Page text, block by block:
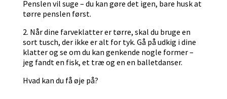
Penslen vil suge – du kan gøre det igen, bare husk at
tørre penslen først.
2. Når dine farveklatter er tørre, skal du bruge en
sort tusch, der ikke er alt for tyk. Gå på udkig i dine
klatter og se om du kan genkende nogle former –
jeg fandt en fisk, et træ og en en balletdanser.
Hvad kan du få øje på?